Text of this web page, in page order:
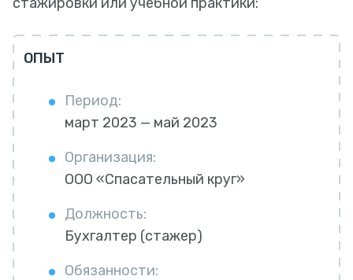
ОПЫТ
Период:
март 2023 — май 2023
Организация:
ООО «Спасательный круг»
Должность:
Бухгалтер (стажер)
Обязанности: